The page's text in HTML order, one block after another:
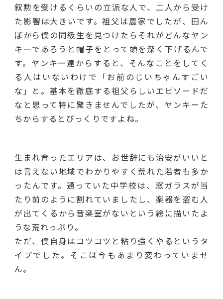
叙勲を受けるくらいの立派な人で、二人から受け
た影響は大きいです。祖父は農家でしたが、田ん
ぼから僕の同級生を見つけたらそれがどんなヤン
キーであろうと帽子をとって頭を深く下げるんで
す。ヤンキー達からすると、そんなことをしてく
る人はいないわけで「お前のじいちゃんすごい
な」と。基本を徹底する祖父らしいエピソードだ
なと思って特に驚きませんでしたが、ヤンキーた
ちからするとびっくりですよね。
生まれ育ったエリアは、お世辞にも治安がいいと
は言えない地域でわかりやすく荒れた若者も多か
ったんです。通っていた中学校は、窓ガラスが当
たり前のように割れていましたし、楽器を盗む人
が出てくるから音楽室がないという絵に描いたよ
うな荒れっぷり。
ただ、僕自身はコツコツと粘り強くやるというタ
イプでした。そこは今もあまり変わっていませ
ん。